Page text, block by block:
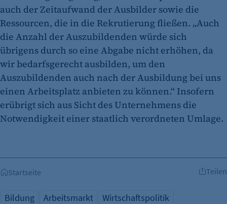
auch der Zeitaufwand der Ausbilder sowie die
Ressourcen, die in die Rekrutierung fließen. „Auch
die Anzahl der Auszubildenden würde sich
übrigens durch so eine Abgabe nicht erhöhen, da
wir bedarfsgerecht ausbilden, um den
Auszubildenden auch nach der Ausbildung bei uns
einen Arbeitsplatz anbieten zu können.“ Insofern
erübrigt sich aus Sicht des Unternehmens die
Notwendigkeit einer staatlich verordneten Umlage.
Startseite Teilen
Bildung Arbeitsmarkt Wirtschaftspolitik